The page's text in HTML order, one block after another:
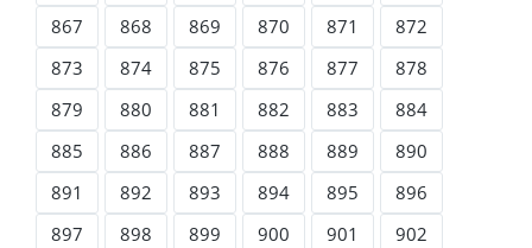
867
868 869 870 871
872
873
874 875 876 877
878
879
880 881 882 883
884
885
886 887 888 889
890
891
892 893 894 895
896
897
898 899 900 901
902